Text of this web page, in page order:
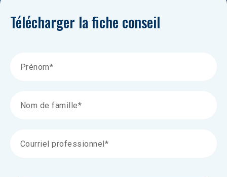
Télécharger la fiche conseil